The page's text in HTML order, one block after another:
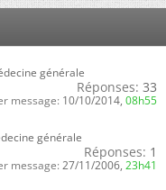
générale
Réponses: 33
message: 10/10/2014, 08h55
générale
Réponses: 1
message: 27/11/2006, 23h41